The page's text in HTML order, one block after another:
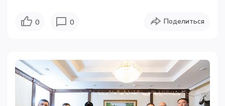
0 0 Поделиться